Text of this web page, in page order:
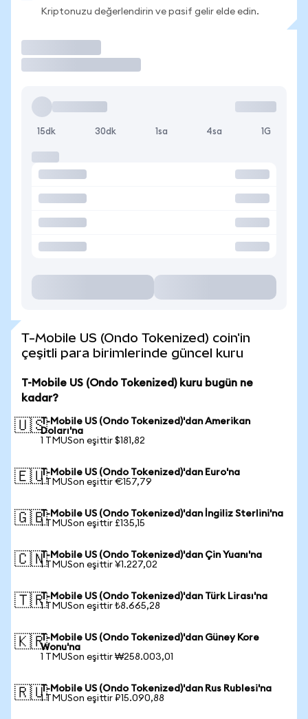
Kriptonuzu değerlendirin ve pasif gelir elde edin.
15dk 30dk 1sa 4sa 1G
T-Mobile US (Ondo Tokenized) coin'in
çeşitli para birimlerinde güncel kuru
T-Mobile US (Ondo Tokenized) kuru bugün ne
kadar?
🇺🇸T-Mobile US (Ondo Tokenized)'dan Amerikan
Doları'na
1 TMUSon eşittir $181,82
🇪🇺T-Mobile US (Ondo Tokenized)'dan Euro'na
1 TMUSon eşittir €157,79
🇬🇧T-Mobile US (Ondo Tokenized)'dan İngiliz Sterlini'na
1 TMUSon eşittir £135,15
🇨🇳T-Mobile US (Ondo Tokenized)'dan Çin Yuanı'na
1 TMUSon eşittir ¥1.227,02
🇹🇷T-Mobile US (Ondo Tokenized)'dan Türk Lirası'na
1 TMUSon eşittir ₺8.665,28
🇰🇷T-Mobile US (Ondo Tokenized)'dan Güney Kore
Wonu'na
1 TMUSon eşittir ₩258.003,01
🇷🇺T-Mobile US (Ondo Tokenized)'dan Rus Rublesi'na
1 TMUSon eşittir ₽15.090,88